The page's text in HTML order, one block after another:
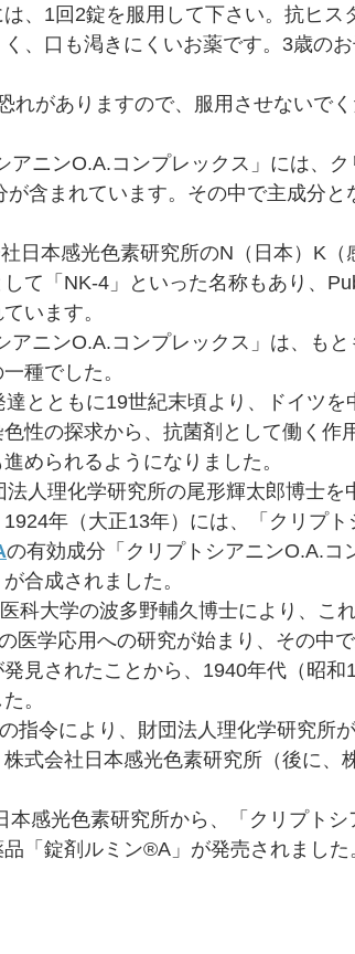
、1回2錠を服用して下さい。抗ヒス
、口も渇きにくいお薬です。3歳の
がありますので、服用させないでく
ニンO.A.コンプレックス」には、ク
含まれています。その中で主成分と
て「NK-4」といった名称もあり、
います。
ニンO.A.コンプレックス」は、もと
種でした。
達とともに19世紀末頃より、ドイツを
性の探求から、抗菌剤として働く作
められるようになりました。
年（大正13年）には、「クリプト
の有効成分「クリプトシアニンO.A.コ
合成されました。
科大学の波多野輔久博士により、こ
医学応用への研究が始まり、その中
見されたことから、1940年代（昭和
。
式会社日本感光色素研究所（後に、
感光色素研究所から、「クリプトシ
「錠剤ルミン®A」が発売されました